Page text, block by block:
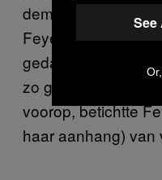
demonstratief op
Feyenoord – AS
gedachte wederom
zo geschiedde.
voorop, betichtte
haar aanhang) van
See